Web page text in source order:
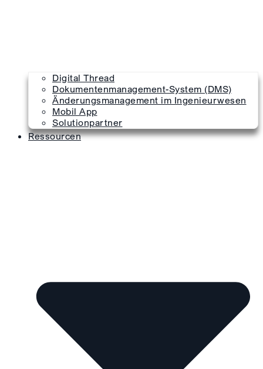
Digital Thread
Dokumentenmanagement-System (DMS)
Änderungsmanagement im Ingenieurwesen
Mobil App
Solutionpartner
Ressourcen